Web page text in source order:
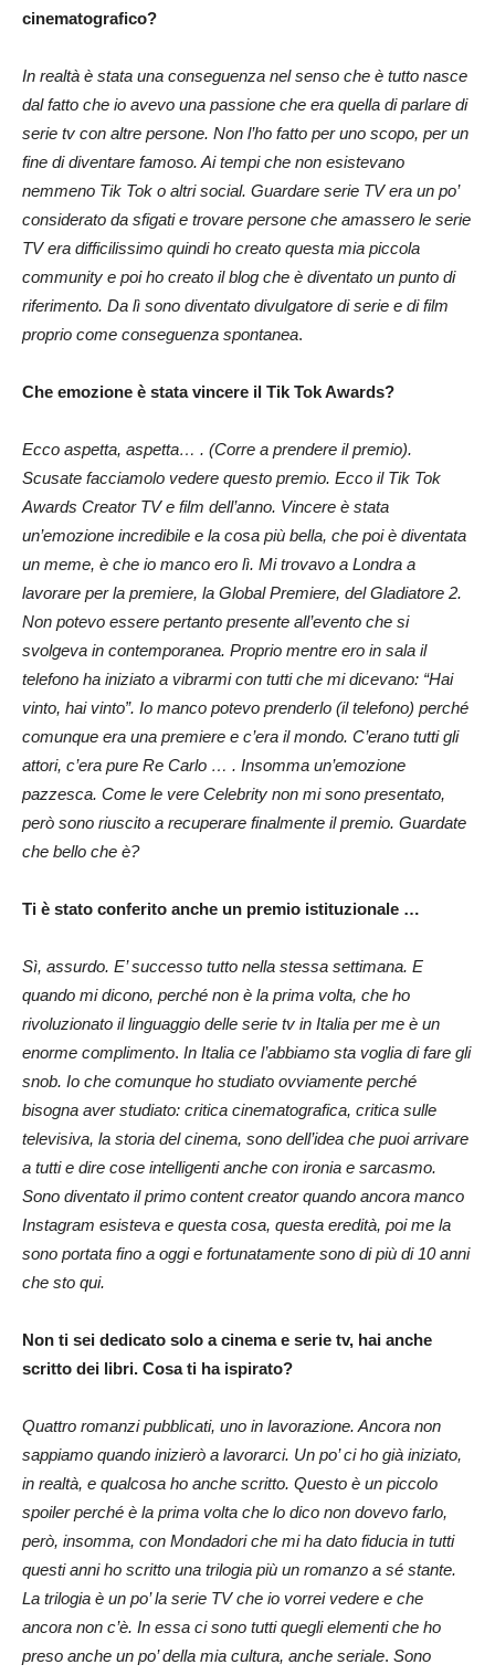
cinematografico?
In realtà è stata una conseguenza nel senso che è tutto nasce
dal fatto che io avevo una passione che era quella di parlare di
serie tv con altre persone. Non l’ho fatto per uno scopo, per un
fine di diventare famoso. Ai tempi che non esistevano
nemmeno Tik Tok o altri social. Guardare serie TV era un po’
considerato da sfigati e trovare persone che amassero le serie
TV era difficilissimo quindi ho creato questa mia piccola
community e poi ho creato il blog che è diventato un punto di
riferimento. Da lì sono diventato divulgatore di serie e di film
proprio come conseguenza spontanea.
Che emozione è stata vincere il Tik Tok Awards?
Ecco aspetta, aspetta… . (Corre a prendere il premio).
Scusate facciamolo vedere questo premio. Ecco il Tik Tok
Awards Creator TV e film dell’anno. Vincere è stata
un’emozione incredibile e la cosa più bella, che poi è diventata
un meme, è che io manco ero lì. Mi trovavo a Londra a
lavorare per la premiere, la Global Premiere, del Gladiatore 2.
Non potevo essere pertanto presente all’evento che si
svolgeva in contemporanea. Proprio mentre ero in sala il
telefono ha iniziato a vibrarmi con tutti che mi dicevano: “Hai
vinto, hai vinto”. Io manco potevo prenderlo (il telefono) perché
comunque era una premiere e c’era il mondo. C’erano tutti gli
attori, c’era pure Re Carlo … . Insomma un’emozione
pazzesca. Come le vere Celebrity non mi sono presentato,
però sono riuscito a recuperare finalmente il premio. Guardate
che bello che è?
Ti è stato conferito anche un premio istituzionale …
Sì, assurdo. E’ successo tutto nella stessa settimana. E
quando mi dicono, perché non è la prima volta, che ho
rivoluzionato il linguaggio delle serie tv in Italia per me è un
enorme complimento. In Italia ce l’abbiamo sta voglia di fare gli
snob. Io che comunque ho studiato ovviamente perché
bisogna aver studiato: critica cinematografica, critica sulle
televisiva, la storia del cinema, sono dell’idea che puoi arrivare
a tutti e dire cose intelligenti anche con ironia e sarcasmo.
Sono diventato il primo content creator quando ancora manco
Instagram esisteva e questa cosa, questa eredità, poi me la
sono portata fino a oggi e fortunatamente sono di più di 10 anni
che sto qui.
Non ti sei dedicato solo a cinema e serie tv, hai anche
scritto dei libri. Cosa ti ha ispirato?
Quattro romanzi pubblicati, uno in lavorazione. Ancora non
sappiamo quando inizierò a lavorarci. Un po’ ci ho già iniziato,
in realtà, e qualcosa ho anche scritto. Questo è un piccolo
spoiler perché è la prima volta che lo dico non dovevo farlo,
però, insomma, con Mondadori che mi ha dato fiducia in tutti
questi anni ho scritto una trilogia più un romanzo a sé stante.
La trilogia è un po’ la serie TV che io vorrei vedere e che
ancora non c’è. In essa ci sono tutti quegli elementi che ho
preso anche un po’ della mia cultura, anche seriale. Sono